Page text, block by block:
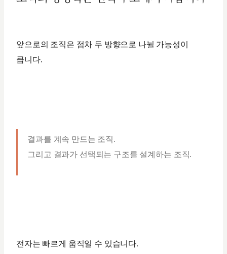
앞으로의 조직은 점차 두 방향으로 나뉠 가능성이
큽니다.
결과를 계속 만드는 조직.
그리고 결과가 선택되는 구조를 설계하는 조직.
전자는 빠르게 움직일 수 있습니다.